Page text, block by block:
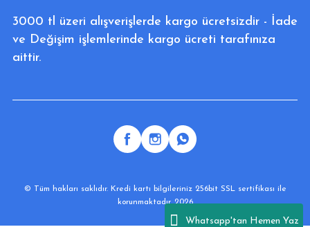
Whatsapp'tan Hemen Yaz
3000 tl üzeri alışverişlerde kargo ücretsizdir - İade
ve Değişim işlemlerinde kargo ücreti tarafınıza
aittir.
© Tüm hakları saklıdır. Kredi kartı bilgileriniz 256bit SSL sertifikası ile
korunmaktadır. 2026